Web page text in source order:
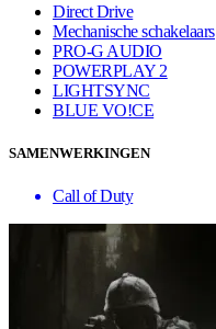
Direct Drive
Mechanische schakelaars
PRO-G AUDIO
POWERPLAY 2
LIGHTSYNC
BLUE VO!CE
SAMENWERKINGEN
Call of Duty